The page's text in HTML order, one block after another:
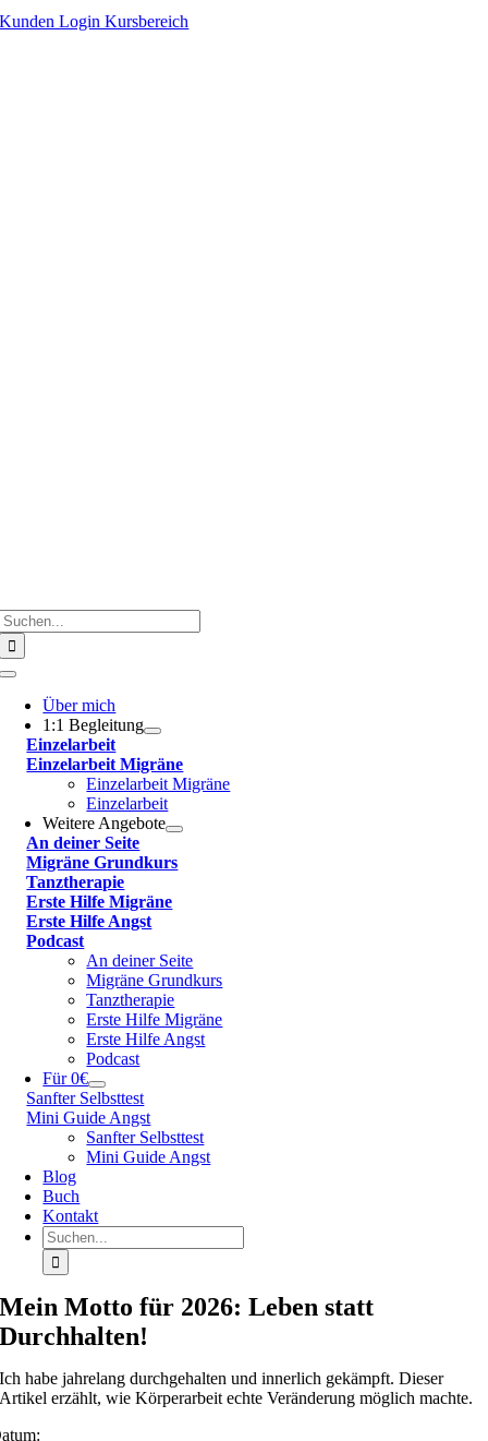
Zum
Kunden Login Kursbereich
Toggle
NavigationÜber mich
1:1 Begleitung
Einzelarbeit
Einzelarbeit Migräne
Einzelarbeit Migräne
Einzelarbeit
Weitere Angebote
An deiner Seite
Migräne Grundkurs
Tanztherapie
Erste Hilfe Migräne
Erste Hilfe Angst
Podcast
An deiner Seite
Migräne Grundkurs
Tanztherapie
Erste Hilfe Migräne
Erste Hilfe Angst
Podcast
Für 0€
Sanfter Selbsttest
Mini Guide Angst
Sanfter Selbsttest
Mini Guide Angst
Blog
Buch
Kontakt
Suche
nach:
Mein Motto für 2026: Leben statt
Durchhalten!
Ich habe jahrelang durchgehalten und innerlich gekämpft. Dieser
Artikel erzählt, wie Körperarbeit echte Veränderung möglich machte.